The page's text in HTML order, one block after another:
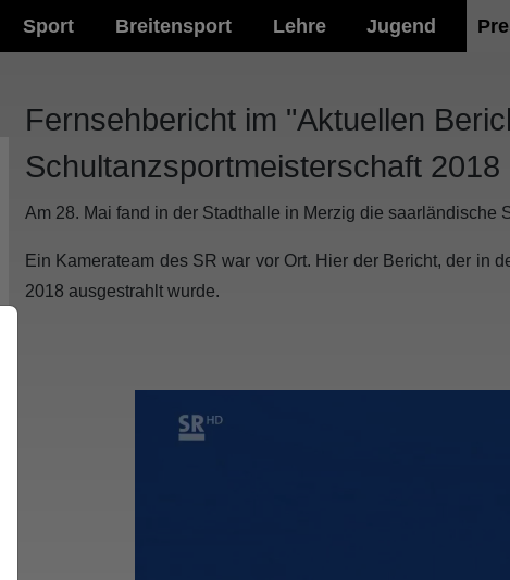
Sport Breitensport Lehre Jugend
Fernsehbericht im "Aktuellen
Schultanzsportmeisterschaft 2018
Am 28. Mai fand in der Stadthalle in Merzig die saarländische
Ein Kamerateam des SR war vor Ort. Hier der Bericht, der in
2018 ausgestrahlt wurde.